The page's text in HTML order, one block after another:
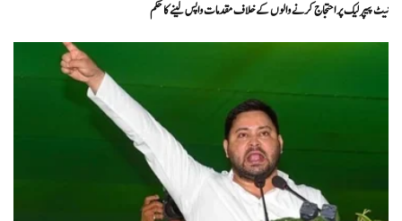
نیٹ پیپر لیک پر احتجاج کرنے والوں کے خلاف مقدمات واپس لینے کا حکم